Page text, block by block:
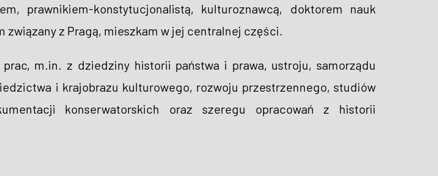
prawnikiem-konstytucjonalistą, kulturoznawcą, doktorem nauk
z Pragą, mieszkam w jej centralnej części.
m.in. z dziedziny historii państwa i prawa, ustroju, samorządu
i krajobrazu kulturowego, rozwoju przestrzennego, studiów
konserwatorskich oraz szeregu opracowań z historii